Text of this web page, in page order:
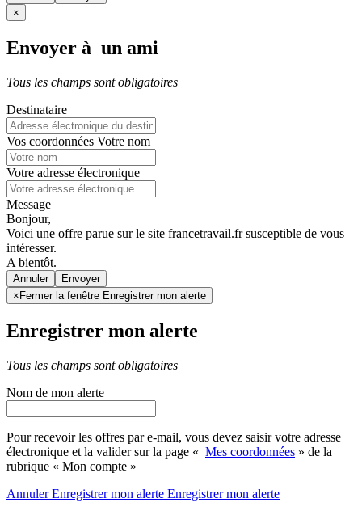
×
Envoyer à un ami
Tous les champs sont obligatoires
Destinataire
Vos coordonnées Votre nom
Votre adresse électronique
Message
Bonjour,
Voici une offre parue sur le site francetravail.fr susceptible de vous
intéresser.
A bientôt.
Annuler
× Fermer la fenêtre Enregistrer mon alerte
Enregistrer mon alerte
Tous les champs sont obligatoires
Nom de mon alerte
Pour recevoir les offres par e-mail, vous devez saisir votre adresse
électronique et la valider sur la page « Mes coordonnées » de la
rubrique « Mon compte »
AnnulerEnregistrer mon alerte Enregistrermon alerte